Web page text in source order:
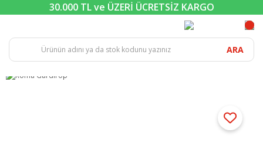
30.000 TL ve ÜZERİ ÜCRETSİZ KARGO
ARA